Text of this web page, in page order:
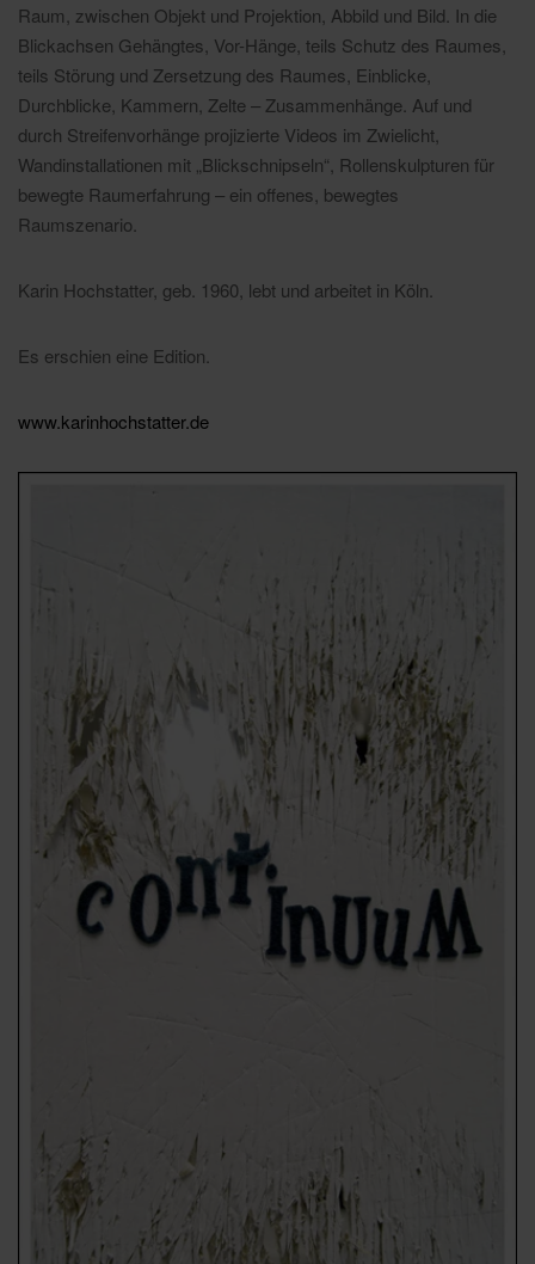
Raum, zwischen Objekt und Projektion, Abbild und Bild. In die
Blickachsen Gehängtes, Vor-Hänge, teils Schutz des Raumes,
teils Störung und Zersetzung des Raumes, Einblicke,
Durchblicke, Kammern, Zelte – Zusammenhänge. Auf und
durch Streifenvorhänge projizierte Videos im Zwielicht,
Wandinstallationen mit „Blickschnipseln“, Rollenskulpturen für
bewegte Raumerfahrung – ein offenes, bewegtes
Raumszenario.
Karin Hochstatter, geb. 1960, lebt und arbeitet in Köln.
Es erschien eine Edition.
www.karinhochstatter.de